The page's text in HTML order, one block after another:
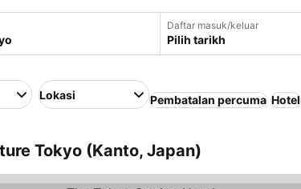
Daftar masuk/keluar
Pilih tarikh
Lokasi Pembatalan percuma Hotel
Tokyo (Kanto, Japan)